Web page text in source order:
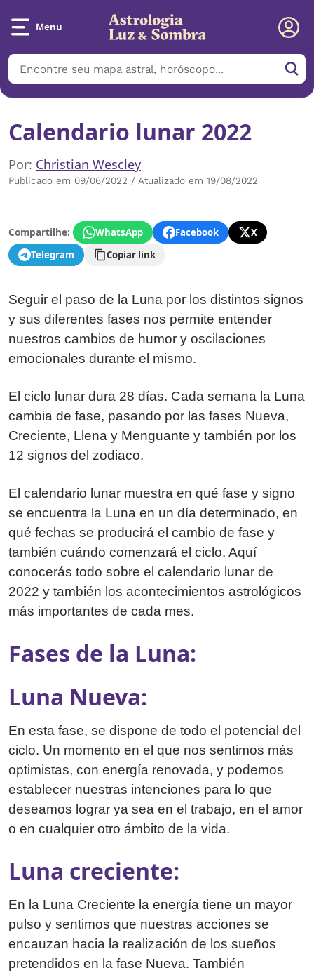
Menu
Calendario lunar 2022
Por: Christian Wescley
Publicado em 09/06/2022 / Atualizado em 19/08/2022
Compartilhe: WhatsApp Facebook
X
Telegram
Copiar link
Seguir el paso de la Luna por los distintos signos
y sus diferentes fases nos permite entender
nuestros cambios de humor y oscilaciones
emocionales durante el mismo.
El ciclo lunar dura 28 días. Cada semana la Luna
cambia de fase, pasando por las fases Nueva,
Creciente, Llena y Menguante y también por los
12 signos del zodiaco.
El calendario lunar muestra en qué fase y signo
se encuentra la Luna en un día determinado, en
qué fechas se producirá el cambio de fase y
también cuándo comenzará el ciclo. Aquí
conocerás todo sobre el calendario lunar de
2022 y también los acontecimientos astrológicos
más importantes de cada mes.
Fases de la Luna:
Luna Nueva:
En esta fase, se dispone de todo el potencial del
ciclo. Un momento en el que nos sentimos más
optimistas, con energía renovada, y podemos
establecer nuestras intenciones para lo que
deseamos lograr ya sea en el trabajo, en el amor
o en cualquier otro ámbito de la vida.
Luna creciente:
En la Luna Creciente la energía tiene un mayor
pulso y sentimos que nuestras acciones se
encauzan hacia la realización de los sueños
pretendidos en la fase Nueva. También